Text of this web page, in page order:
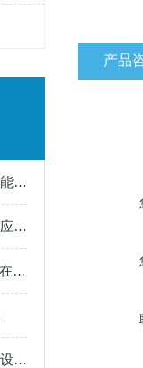
空气质量检测仪的工作原理与功能特点概述
空气质量检测仪在家庭环境中的应用与选购技巧
RFDG01型人防口部毒剂报警器在应急响应中的应用效果
人防专用排风机房总控箱的电气设计要点：负荷计算、短路保护与电缆选择
产品